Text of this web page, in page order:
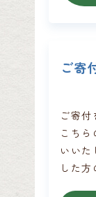
ご寄
ご寄
こち
いい
した方